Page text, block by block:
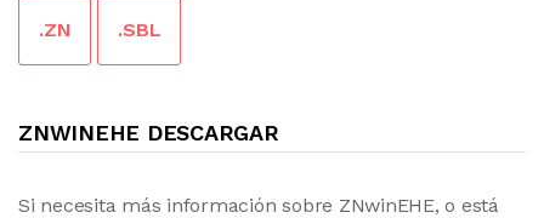
.ZN .SBL
ZNWINEHE DESCARGAR
Si necesita más información sobre ZNwinEHE, o está